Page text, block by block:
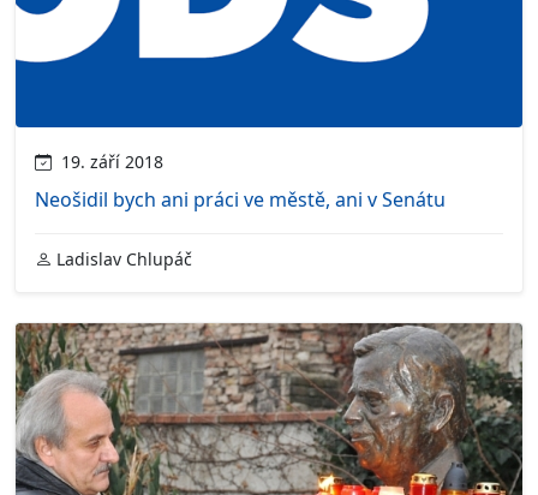
19. září 2018
Neošidil bych ani práci ve městě, ani v Senátu
Ladislav Chlupáč